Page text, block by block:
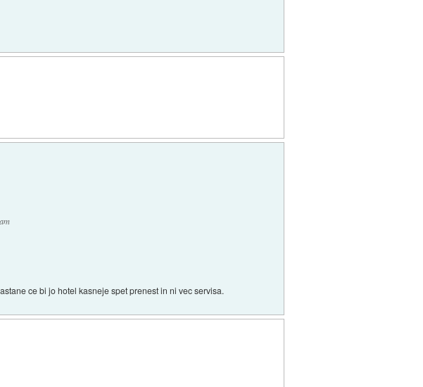
ce bi jo hotel kasneje spet prenest in ni vec servisa.